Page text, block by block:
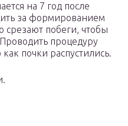
на 7 год после
за формированием
срезают побеги, чтобы
процедуру
почки распустились.